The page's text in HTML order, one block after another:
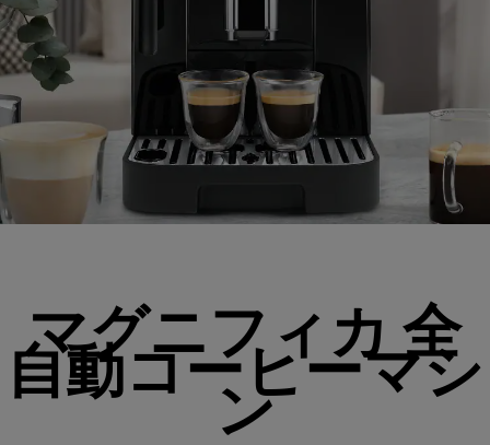
マグニフィカ 全
自動コーヒーマシ
ン